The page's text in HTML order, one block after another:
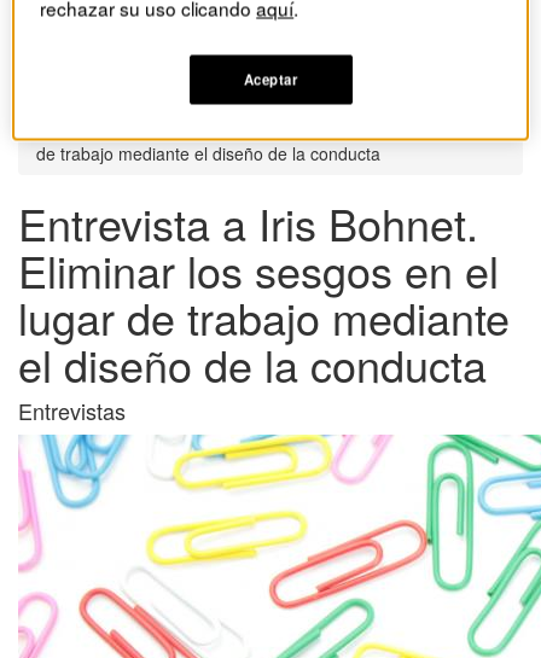
Revistas Harvard Deusto
Estrategia
de trabajo mediante el diseño de la conducta
Entrevista a Iris Bohnet.
Eliminar los sesgos en el
lugar de trabajo mediante
el diseño de la conducta
Entrevistas
rechazar su uso clicandoaquí.
Aceptar